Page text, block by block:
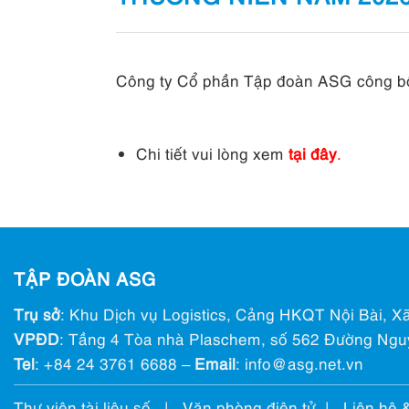
Công ty Cổ phần Tập đoàn ASG công
Chi tiết vui lòng xemtại đây.
TẬP ĐOÀN ASG
Trụ sở: Khu Dịch vụ Logistics, Cảng HKQT Nội Bài,
VPĐD: Tầng 4 Tòa nhà Plaschem, số 562 Đường
Tel: +84 24 3761 6688 – Email: info@ asg.net.vn